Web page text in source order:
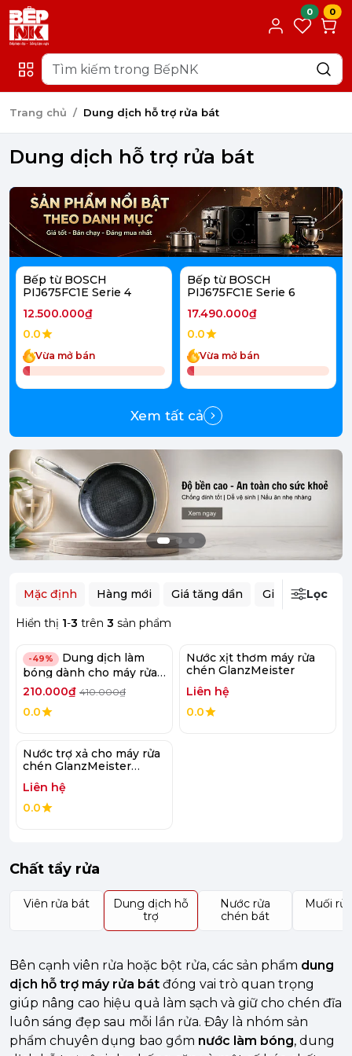
0 0
Trang chủ Dung dịch hỗ trợ rửa bát
Dung dịch hỗ trợ rửa bát
Bếp từ BOSCH
PIJ675FC1E Serie 4
12.500.000₫
0.0
Vừa mở bán
Bếp từ BOSCH
PIJ675FC1E Serie 6
17.490.000₫
0.0
Vừa mở bán
Xem tất cả
Hiển thị 1-3 trên 3 sản phẩm
Mặc định Hàng mới Giá tăng dần Giá giảm dần
Lọc
-49% Dung dịch làm
bóng dành cho máy rửa
bát Largo 1 lít
210.000₫ 410.000₫
0.0
Nước xịt thơm máy rửa
chén GlanzMeister
Liên hệ
0.0
Nước trợ xả cho máy rửa
chén GlanzMeister
Liên hệ
0.0
Chất tẩy rửa
Viên rửa bát
Dung dịch hỗ
trợ
Nước rửa
chén bát
Muối
Bên cạnh viên rửa hoặc bột rửa, các sản phẩm dung
dịch hỗ trợ máy rửa bát đóng vai trò quan trọng
giúp nâng cao hiệu quả làm sạch và giữ cho chén đĩa
luôn sáng đẹp sau mỗi lần rửa. Đây là nhóm sản
phẩm chuyên dụng bao gồm nước làm bóng, dung